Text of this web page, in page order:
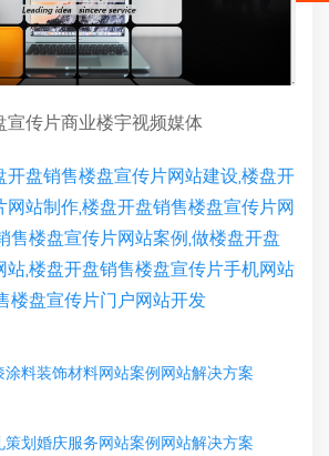
宣传片商业楼宇视频媒体
开盘销售楼盘宣传片网站建设,楼盘开
站制作,楼盘开盘销售楼盘宣传片网
售楼盘宣传片网站案例,做楼盘开盘
,楼盘开盘销售楼盘宣传片手机网站
楼盘宣传片门户网站开发
涂料装饰材料网站案例网站解决方案
策划婚庆服务网站案例网站解决方案